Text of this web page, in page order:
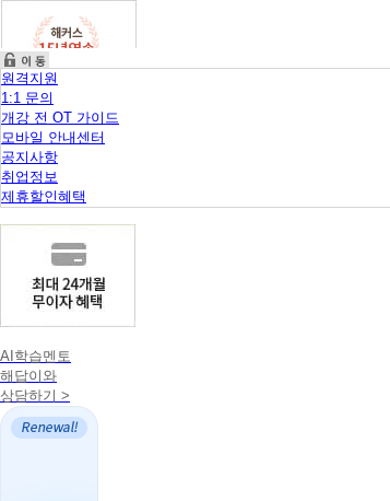
원격지원
1:1 문의
개강 전 OT 가이드
모바일 안내센터
공지사항
취업정보
제휴할인혜택
AI학습멘토
해답이와
상담하기 >